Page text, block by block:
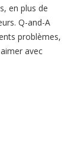
en plus de
Q-and-A
problèmes,
avec